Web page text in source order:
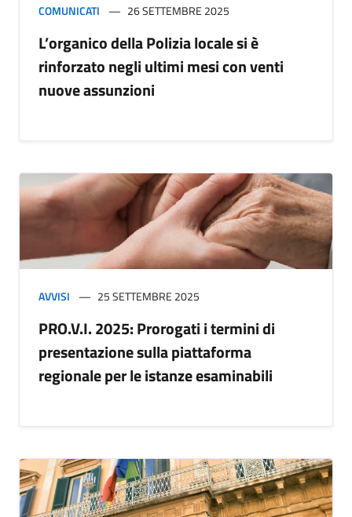
COMUNICATI 26 SETTEMBRE 2025
L’organico della Polizia locale si è
rinforzato negli ultimi mesi con venti
nuove assunzioni
AVVISI 25 SETTEMBRE 2025
PRO.V.I. 2025: Prorogati i termini di
presentazione sulla piattaforma
regionale per le istanze esaminabili